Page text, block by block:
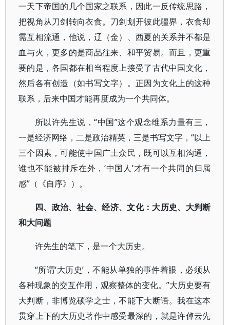
一天下帝国的几个国家之联系，因此一反传统思路，
把视角从刀剑转向衣食。刀剑划开彼此疆界，衣食却
需互相流通，他说，辽（金）、西夏的关系并不都是
血与火，更多的是商品往来、和平贸易。而且，更重
要的是，各国都在相当程度上接受了古代中国文化，
然后各有创造（如书写文字）。正因为文化上的这种
联系，后来中国才能再度成为一个共同体。
所以许先生说，“中国”这个观念维系力量有三，
一是经济网络，二是政治精英，三是书写文字，“以上
三个因素，可能使中国广土众民，既可以互相沟通，
谁也不能被排斥在外，‘中国人’才有一个共同的归属
感”（《自序》）。
四、政治、社会、经济、文化：大历史、大判断
和大问题
许先生的笔下，是一个大历史。
“所谓‘大历史’，不能从单独的事件着眼，必须从
各种现象的交互作用，观察整体的变化。”大历史要有
大判断，非博览硕学之士，不能下大断语。我在这本
贯穿上下的大历史著作中感受最深的，就是许倬云先